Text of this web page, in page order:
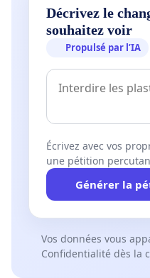
Décrivez le
souhaitez voir
Propulsé par l’IA
Écrivez avec vos
une pétition
Générer la
Vos données vous
Confidentialité dès la